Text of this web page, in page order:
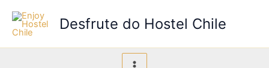
para
conteúdo
Desfrute do Hostel Chile